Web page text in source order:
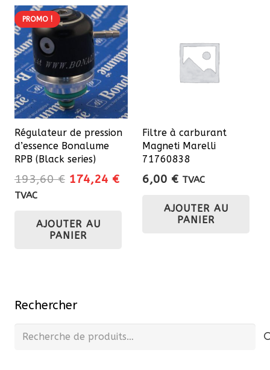
PROMO !
Régulateur de pression
d’essence Bonalume
RPB (Black series)
193,60€ Le
était :
193,60 €.
174,24 €Le
TVAC
AJOUTER AU
PANIER
Filtre à carburant
Magneti Marelli
71760838
6,00 € TVAC
AJOUTER AU
PANIER
Rechercher
Recherche